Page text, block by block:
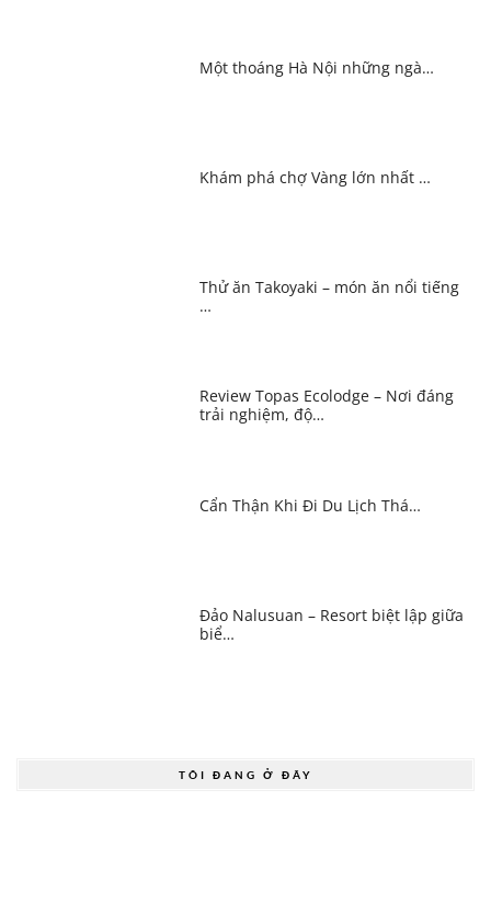
Một thoáng Hà Nội những ngà…
Khám phá chợ Vàng lớn nhất …
Thử ăn Takoyaki – món ăn nổi tiếng
…
Review Topas Ecolodge – Nơi đáng
trải nghiệm, độ…
Cẩn Thận Khi Đi Du Lịch Thá…
Đảo Nalusuan – Resort biệt lập giữa
biể…
TÔI ĐANG Ở ĐÂY